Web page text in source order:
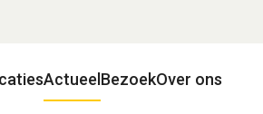
Actueel BezoekOver ons